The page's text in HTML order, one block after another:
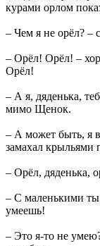
курами орлом
– Чем я не орёл? –
– Орёл! Орёл! –
Орёл!
– А я, дяденька,
мимо Щенок.
– А может быть, я
замахал
– Орёл, дяденька,
– С маленькими ты
умеешь!
– Это я-то не